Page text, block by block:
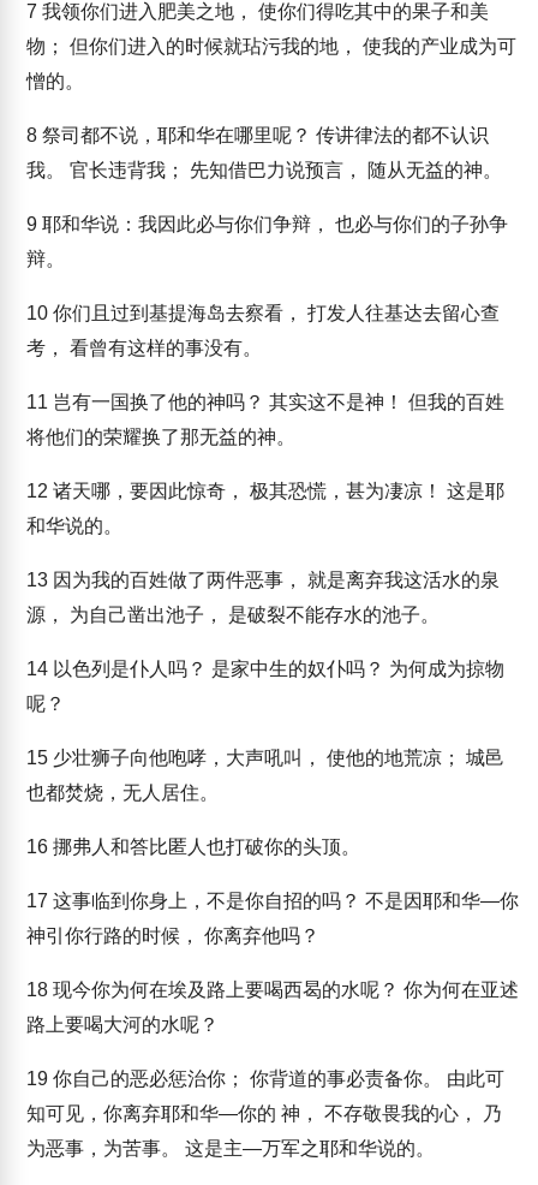
7 我领你们进入肥美之地， 使你们得吃其中的果子和美
物； 但你们进入的时候就玷污我的地， 使我的产业成为可
憎的。
8 祭司都不说，耶和华在哪里呢？ 传讲律法的都不认识
我。 官长违背我； 先知借巴力说预言， 随从无益的神。
9 耶和华说：我因此必与你们争辩， 也必与你们的子孙争
辩。
10 你们且过到基提海岛去察看， 打发人往基达去留心查
考， 看曾有这样的事没有。
11 岂有一国换了他的神吗？ 其实这不是神！ 但我的百姓
将他们的荣耀换了那无益的神。
12 诸天哪，要因此惊奇， 极其恐慌，甚为凄凉！ 这是耶
和华说的。
13 因为我的百姓做了两件恶事， 就是离弃我这活水的泉
源， 为自己凿出池子， 是破裂不能存水的池子。
14 以色列是仆人吗？ 是家中生的奴仆吗？ 为何成为掠物
呢？
15 少壮狮子向他咆哮，大声吼叫， 使他的地荒凉； 城邑
也都焚烧，无人居住。
16 挪弗人和答比匿人也打破你的头顶。
17 这事临到你身上，不是你自招的吗？ 不是因耶和华—你
神引你行路的时候， 你离弃他吗？
18 现今你为何在埃及路上要喝西曷的水呢？ 你为何在亚述
路上要喝大河的水呢？
19 你自己的恶必惩治你； 你背道的事必责备你。 由此可
知可见，你离弃耶和华—你的 神， 不存敬畏我的心， 乃
为恶事，为苦事。 这是主—万军之耶和华说的。